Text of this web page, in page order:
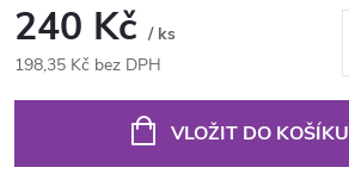
240 Kč / ks
198,35 Kč bez DPH
VLOŽIT DO KOŠÍKU